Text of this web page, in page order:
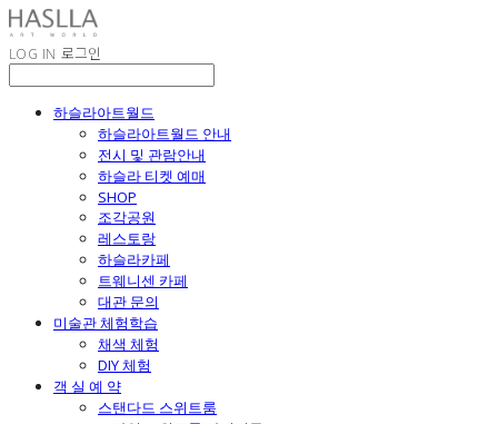
LOG IN 로그인
하슬라아트월드
하슬라아트월드 안내
전시 및 관람안내
하슬라 티켓 예매
SHOP
조각공원
레스토랑
하슬라카페
트웨니센 카페
대관 문의
미술관 체험학습
채색 체험
DIY 체험
객 실 예 약
스탠다드 스위트룸